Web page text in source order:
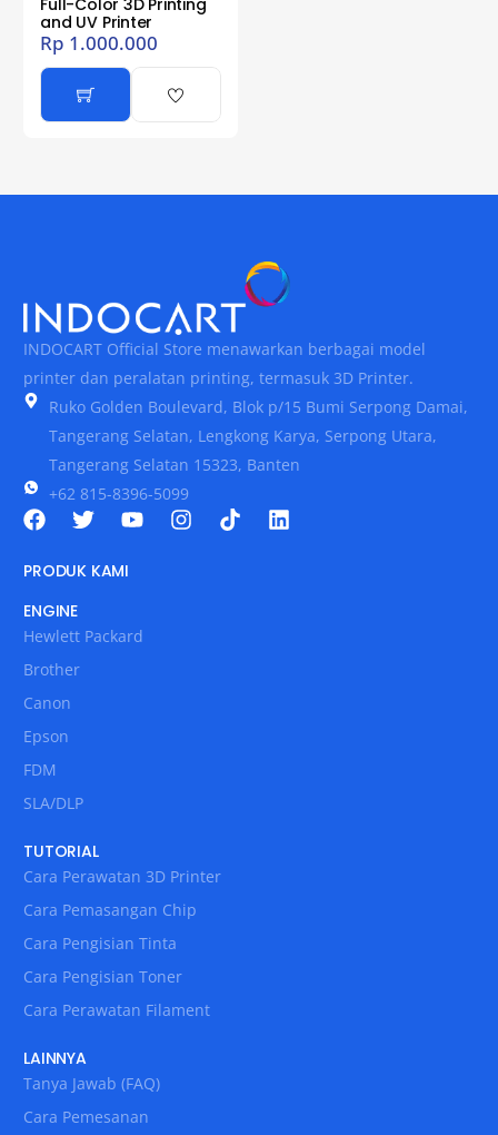
and UV Printer
Rp 1.000.000
INDOCART Official Store menawarkan berbagai model
printer dan peralatan printing, termasuk 3D Printer.
Ruko Golden Boulevard, Blok p/15 Bumi Serpong Damai,
Tangerang Selatan, Lengkong Karya, Serpong Utara,
Tangerang Selatan 15323, Banten
+62 815-8396-5099
PRODUK KAMI
ENGINE
Hewlett Packard
Brother
Canon
Epson
FDM
SLA/DLP
TUTORIAL
Cara Perawatan 3D Printer
Cara Pemasangan Chip
Cara Pengisian Tinta
Cara Pengisian Toner
Cara Perawatan Filament
LAINNYA
Tanya Jawab (FAQ)
Cara Pemesanan